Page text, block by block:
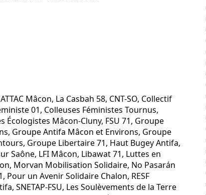
Mâcon, La Casbah 58, CNT-SO, Collectif
01, Colleuses Féministes Tournus,
Écologistes Mâcon-Cluny, FSU 71, Groupe
Groupe Antifa Mâcon et Environs, Groupe
Groupe Libertaire 71, Haut Bugey Antifa,
Saône, LFI Mâcon, Libawat 71, Luttes en
Morvan Mobilisation Solidaire, No Pasarán
Pour un Avenir Solidaire Chalon, RESF
SNETAP-FSU, Les Soulèvements de la Terre